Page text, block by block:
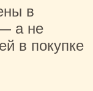
в
а не
в покупке